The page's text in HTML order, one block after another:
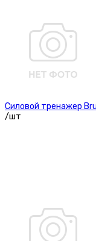
Силовой тренажер
/шт